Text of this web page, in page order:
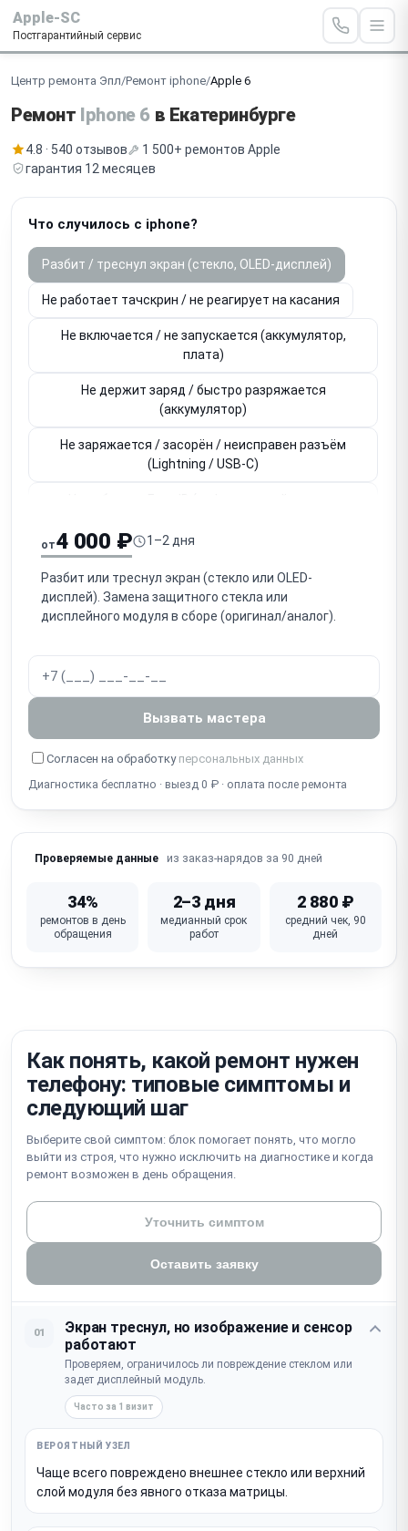
Apple-SC
Постгарантийный сервис
Центр ремонта Эпл/Ремонт iphone/Apple 6
Ремонт Iphone 6 в Екатеринбурге
4.8 · 540 отзывов
1 500+ ремонтов Apple
гарантия 12 месяцев
Что случилось с iphone?
Разбит / треснул экран (стекло, OLED-дисплей)
Не работает тачскрин / не реагирует на касания
Не включается / не запускается (аккумулятор,
плата)
Не держит заряд / быстро разряжается
(аккумулятор)
Не заряжается / засорён / неисправен разъём
(Lightning / USB-C)
Не работает Touch ID / кнопка Home (привязана к
плате)
Не работает основная / фронтальная камера
Нет громкого звука / не работает громкоговоритель
(speaker)
Собеседник не слышит / не работает микрофон
Попадание воды / окисление (несмотря на IP-
защиту)
блокировка iCloud
Не работает кнопка питания / громкости /
от4 000 ₽ 1–2 дня
Разбит или треснул экран (стекло или OLED-
дисплей). Замена защитного стекла или
дисплейного модуля в сборе (оригинал/аналог).
Вызвать мастера
Согласен на обработку персональных данных
Диагностика бесплатно · выезд 0 ₽ · оплата после ремонта
Проверяемые данные из заказ-нарядов за 90 дней
34%
ремонтов в день
обращения
2–3 дня
медианный срок
работ
2 880 ₽
средний чек, 90
дней
Как понять, какой ремонт нужен
телефону: типовые симптомы и
следующий шаг
Выберите свой симптом: блок помогает понять, что могло
выйти из строя, что нужно исключить на диагностике и когда
ремонт возможен в день обращения.
Уточнить симптом
Оставить заявку
01
Экран треснул, но изображение и сенсор
работают
Проверяем, ограничилось ли повреждение стеклом или
задет дисплейный модуль.
Часто за 1 визит
Чаще всего повреждено внешнее стекло или верхний
слой модуля без явного отказа матрицы.